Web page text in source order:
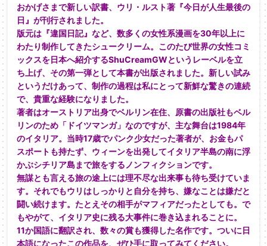
おかげさまで新しい訳書、ウリ・ルスト著『今日が人生最後の
日』が刊行されました。
版元は『違国日記』など、数多くの女性系漫画を30年以上に
わたり制作してきたシュークリーム。このたび世界の女性コミ
ックスを日本へ紹介するShuCreamGWというレーベルを立
ち上げ、その第一弾として本書が出版されました。新しい試み
というだけあって、制作の過程は私にとって新鮮な驚きの連続
で、貴重な経験になりました。
著者はオーストリア出身でベルリン在住、原書の出版社もベル
リンのため「ドイツマンガ」なのですが、主な舞台は1984年
のイタリア。当時17歳でパンク少女だった著者が、お金もパ
スポートも持たず、ウィーンを出発してイタリア半島の南に浮
かぶシチリア島まで旅をするノンフィクションです。
無謀とも言える旅の途上には理不尽な出来事も待ち受けていま
す。それでもウリはしっかりと自分を持ち、嫌なことは嫌だと
闘い続けます。たとえその相手がマフィアだったとしても。で
もやがて、イタリア史に残る大事件に巻き込まれることに。
11か国語に翻訳され、数々の賞も獲得した名作です。ついに日
本語になったこの作品を、ぜひ手に取ってみてください。